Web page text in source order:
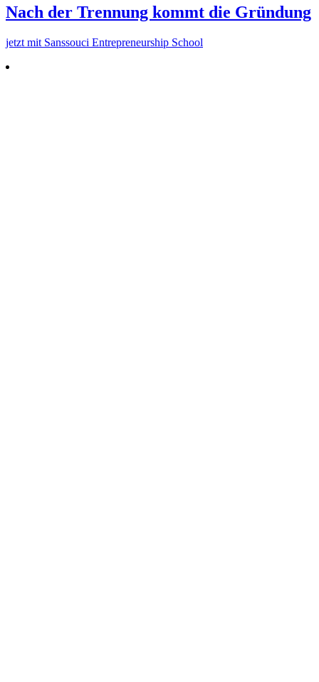
Nach der Trennung kommt die Gründung
jetzt mit Sans­souci Entre­pre­neurship School